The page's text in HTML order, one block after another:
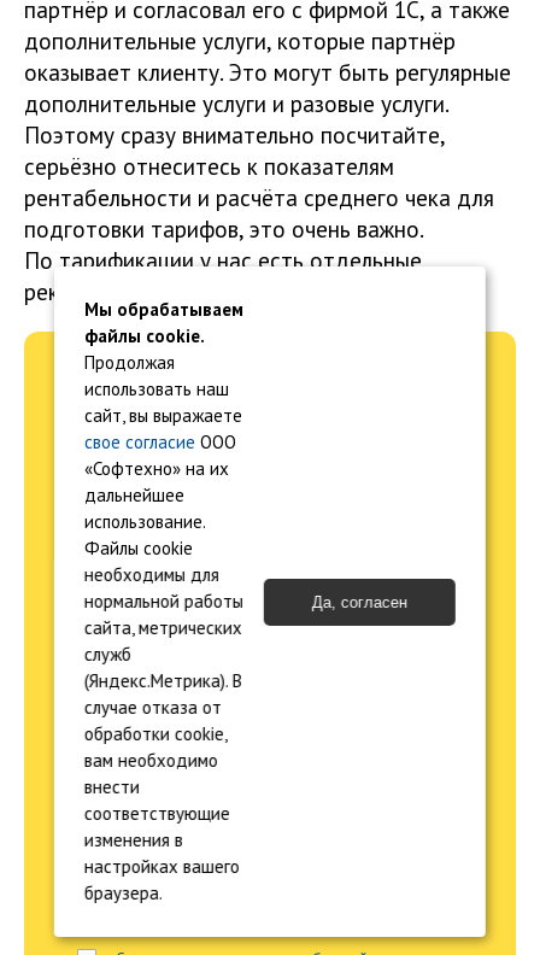
партнёр и согласовал его с фирмой 1С, а также
дополнительные услуги, которые партнёр
оказывает клиенту. Это могут быть регулярные
дополнительные услуги и разовые услуги.
Поэтому сразу внимательно посчитайте,
серьёзно отнеситесь к показателям
рентабельности и расчёта среднего чека для
подготовки тарифов, это очень важно.
По тарификации у нас есть отдельные
рекомендации и обучающие мероприятия.
Заполните форму, мы
пришлем подборку
материалов и перезвоним!
Как к вам обращаться?
Телефон
E-mail
Город
Отправить
Отправляя форму, я даю
Мы обрабатываем
файлы cookie.
Продолжая
использовать наш
сайт, вы выражаете
свое согласие ООО
«Софтехно» на их
дальнейшее
использование.
Файлы cookie
необходимы для
нормальной работы
сайта, метрических
служб
(Яндекс.Метрика). В
случае отказа от
обработки cookie,
вам необходимо
внести
соответствующие
изменения в
настройках вашего
браузера.
Да, согласен